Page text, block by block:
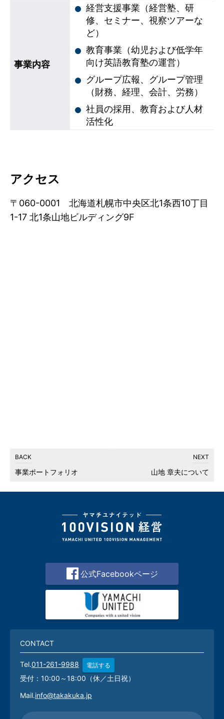
事業内容
経営支援事業（経営塾、研
修、セミナー、視察ツアーな
ど）
教育事業（幼児および低学年
向け英語教育塾の運営）
グループ広報、グループ管理
（財務、経理、会計、労務）
社員の採用、教育および人材
活性化
アクセス
〒060-0001 北海道札幌市中央区北1条西10丁目
1-17 北1条山地ビルディング9F
事業ポートフォリオ 山地 章夫について
公式Facebookページ
CONTACT
Tel.011-261-9988 電話する
受付：10:00～18:00（休／土日祝）
Mail.info@takakuka.jp